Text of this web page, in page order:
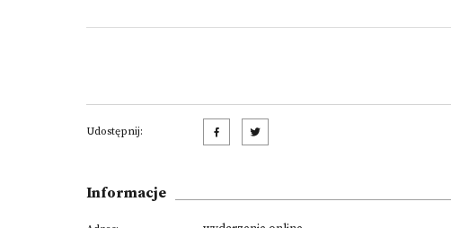
Udostępnij:
Informacje